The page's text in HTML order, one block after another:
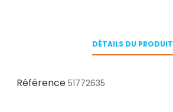
DÉTAILS DU PRODUIT
Référence 51772635